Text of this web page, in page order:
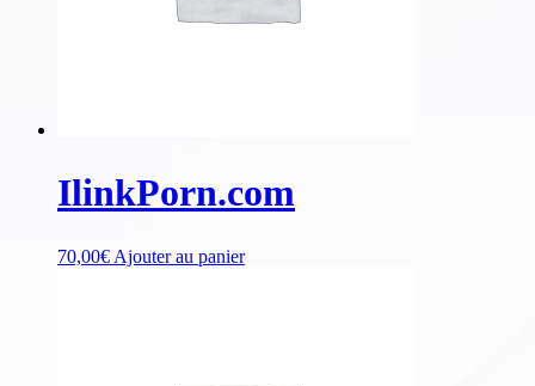
IlinkPorn.com
70,00€ Ajouter au panier